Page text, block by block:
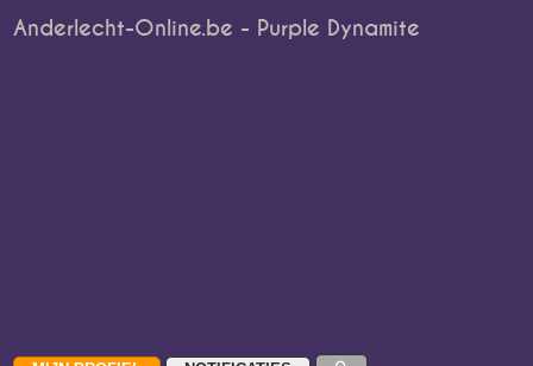
Anderlecht-Online.be - Purple Dynamite